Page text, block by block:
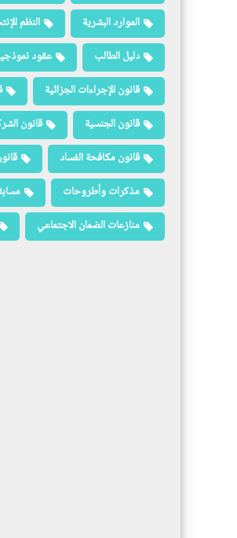
الموارد البشرية
النظم
دليل الطالب
عقود
قانون الإجراءات الجزائية
قانون الجنسية
قانون
قانون مكافحة الفساد
مذكرات وأطروحات
منازعات الضمان الاجتماعي